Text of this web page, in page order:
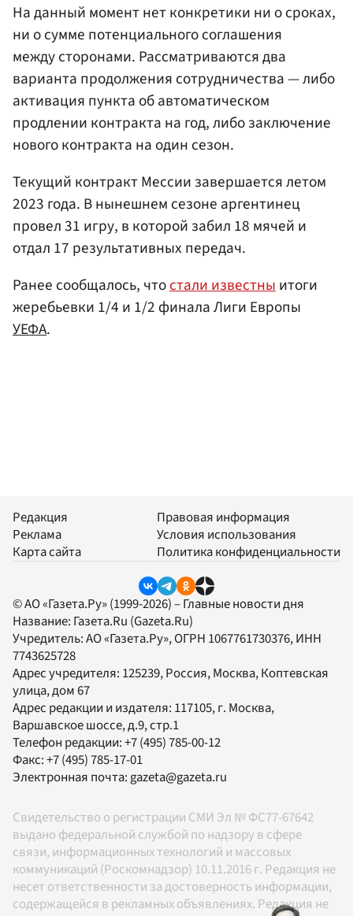
На данный момент нет конкретики ни о сроках,
ни о сумме потенциального соглашения
между сторонами. Рассматриваются два
варианта продолжения сотрудничества — либо
активация пункта об автоматическом
продлении контракта на год, либо заключение
нового контракта на один сезон.
Текущий контракт Мессии завершается летом
2023 года. В нынешнем сезоне аргентинец
провел 31 игру, в которой забил 18 мячей и
отдал 17 результативных передач.
Ранее сообщалось, чтостали известныитоги
жеребьевки 1/4 и 1/2 финала Лиги Европы
УЕФА.
Редакция
Реклама
Карта сайта
Правовая информация
Условия использования
Политика конфиденциальности
© АО «Газета.Ру» (1999-2026) – Главные новости дня
Название: Газета.Ru (Gazeta.Ru)
Учредитель:АО «Газета.Ру», ОГРН 1067761730376, ИНН
7743625728
Адрес учредителя: 125239, Россия, Москва, Коптевская
улица, дом 67
Адрес редакции и издателя: 117105, г. Москва,
Варшавское шоссе, д.9, стр.1
Телефон редакции:+7 (495) 785-00-12
Факс:+7 (495) 785-17-01
Электронная почта:gazeta@gazeta.ru
Свидетельство о регистрации СМИ Эл № ФС77-67642
выдано федеральной службой по надзору в сфере
связи, информационных технологий и массовых
коммуникаций (Роскомнадзор) 10.11.2016 г. Редакция не
несет ответственности за достоверность информации,
содержащейся в рекламных объявлениях. Редакция не